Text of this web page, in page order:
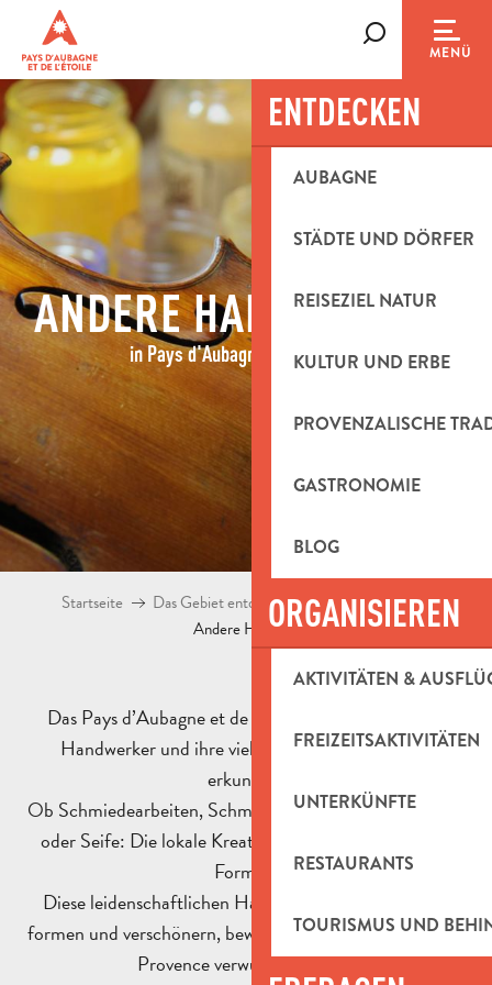
contenu
principal
MENÜ
ENTDECKEN
AUBAGNE
STÄDTE UND DÖRFER
REISEZIEL NATUR
KULTUR UND ERBE
PROVENZALISCHE
GASTRONOMIE
BLOG
ORGANISIEREN
AKTIVITÄTEN &
FREIZEITSAKTIVITÄTEN
UNTERKÜNFTE
RESTAURANTS
TOURISMUS UND
ANDERE HANDWERKER
in Pays d'Aubagne et de l'Étoile
Startseite Das Gebiet entdecken
Kultur und Erbe
Andere Handwerker
Das Pays d’Aubagne et de l’Étoile lädt Sie ein, seine
Handwerker und ihre vielfältigen Kunstberufe zu
erkunden.
Ob Schmiedearbeiten, Schmuck, Textilien, Holz, Bücher
oder Seife: Die lokale Kreativität zeigt sich in all ihren
Formen.
Diese leidenschaftlichen Handwerker, die reparieren,
formen und verschönern, bewahren ein lebendiges, in der
Provence verwurzeltes Erbe.